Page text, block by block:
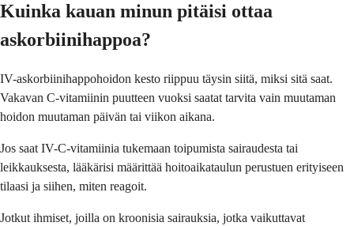
Kuinka kauan minun pitäisi ottaa
askorbiinihappoa?
IV-askorbiinihappohoidon kesto riippuu täysin siitä, miksi sitä saat.
Vakavan C-vitamiinin puutteen vuoksi saatat tarvita vain muutaman
hoidon muutaman päivän tai viikon aikana.
Jos saat IV-C-vitamiinia tukemaan toipumista sairaudesta tai
leikkauksesta, lääkärisi määrittää hoitoaikataulun perustuen erityiseen
tilaasi ja siihen, miten reagoit.
Jotkut ihmiset, joilla on kroonisia sairauksia, jotka vaikuttavat